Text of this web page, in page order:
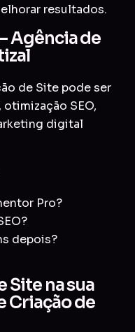
resultados.
Agência de
de Site pode ser
, otimização SEO,
digital
Pro?
depois?
Site na sua
Criação de